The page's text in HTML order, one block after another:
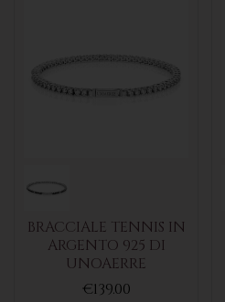
BRACCIALE TENNIS IN
ARGENTO 925 DI
UNOAERRE
€139.00